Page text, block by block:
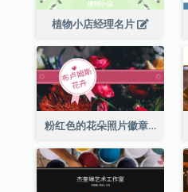
植物小店经理名片
粉红色的花朵照片徽章花店名片